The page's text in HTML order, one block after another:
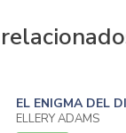
EL ENIGMA DEL
ELLERY ADAMS